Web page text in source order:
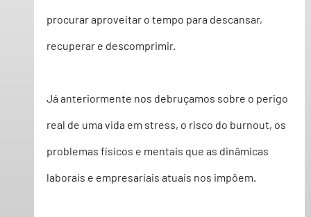
procurar aproveitar o tempo para descansar,
recuperar e descomprimir.
Já anteriormente nos debruçamos sobre o perigo
real de uma vida em stress, o risco do burnout, os
problemas físicos e mentais que as dinâmicas
laborais e empresariais atuais nos impõem.